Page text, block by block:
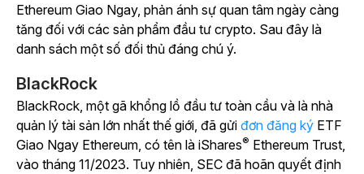
Ethereum Giao Ngay, phản ánh sự quan tâm ngày càng
tăng đối với các sản phẩm đầu tư crypto. Sau đây là
danh sách một số đối thủ đáng chú ý.
BlackRock
BlackRock, một gã khổng lồ đầu tư toàn cầu và là nhà
quản lý tài sản lớn nhất thế giới, đã gửi đơn đăng ký ETF
Giao Ngay Ethereum, có tên là iShares® Ethereum Trust,
vào tháng 11/2023. Tuy nhiên, SEC đã hoãn quyết định